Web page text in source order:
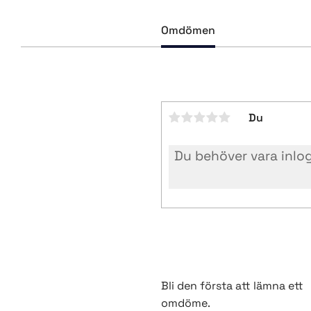
Omdömen
Du
Bli den första att lämna ett
omdöme.